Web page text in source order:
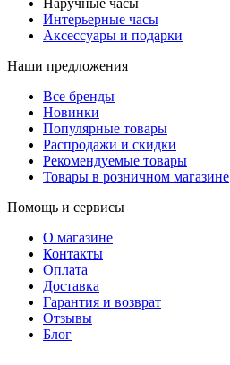
Интерьерные часы
Аксессуары и подарки
Наши предложения
Все бренды
Новинки
Популярные товары
Распродажи и скидки
Рекомендуемые товары
Товары в розничном магазине
Помощь и сервисы
О магазине
Контакты
Оплата
Доставка
Гарантия и возврат
Отзывы
Блог